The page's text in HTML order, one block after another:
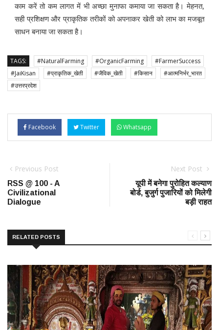
काम करें तो कम लागत में भी अच्छा मुनाफा कमाया जा सकता है। मेहनत,
सही प्रशिक्षण और प्राकृतिक तरीकों को अपनाकर खेती को लाभ का मजबूत
साधन बनाया जा सकता है।
TAGS: #NaturalFarming #OrganicFarming
#FarmerSuccess
#JaiKisan
#प्राकृतिक_खेती #जैविक_खेती #किसान
#आत्मनिर्भर_भारत
#उत्तरप्रदेश
Facebook Twitter Whatsapp
Previous Post
RSS @ 100 - A
Civilizational
Dialogue
Next Post
यूपी में बनेगा पुरोहित कल्याण
बोर्ड, बुजुर्ग पुजारियों को मिलेगी
बड़ी राहत
RELATED POSTS